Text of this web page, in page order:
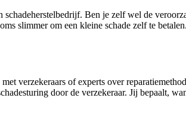
Ben je zelf wel de
slimmer om een kleine schade zelf te
verzekeraars of experts over
door de verzekeraar. Jij bepaalt,